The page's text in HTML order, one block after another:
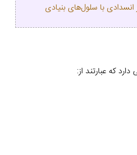
انسدادی با سلول‌های بنیادی
که عبارتند از: